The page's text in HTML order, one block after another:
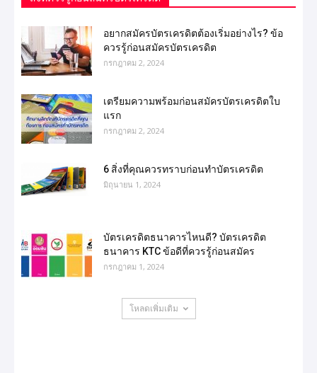
อยากสมัครบัตรเครดิตต้องเริ่มอย่างไร? ข้อ
ควรรู้ก่อนสมัครบัตรเครดิต
กรกฎาคม 2, 2024
เตรียมความพร้อมก่อนสมัครบัตรเครดิตใบ
แรก
กรกฎาคม 2, 2024
6 สิ่งที่คุณควรทราบก่อนทำบัตรเครดิต
มิถุนายน 1, 2024
บัตรเครดิตธนาคารไหนดี? บัตรเครดิต
ธนาคาร KTC ข้อดีที่ควรรู้ก่อนสมัคร
กรกฎาคม 1, 2024
โหลดเพิ่มเติม